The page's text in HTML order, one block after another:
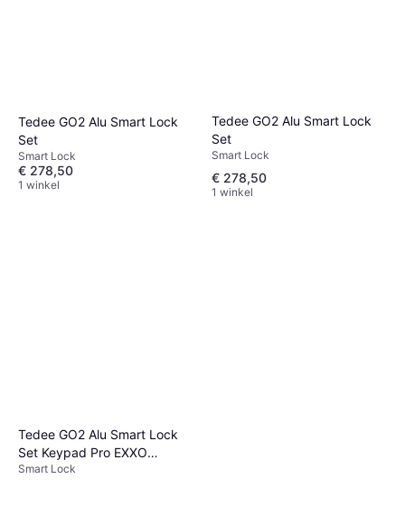
Tedee GO2 Alu Smart Lock
Set
Smart Lock
€ 278,50
1 winkel
Tedee GO2 Alu Smart Lock
Set
Smart Lock
€ 278,50
1 winkel
Tedee GO2 Alu Smart Lock
Set Keypad Pro EXXO
Zylinder
Smart Lock